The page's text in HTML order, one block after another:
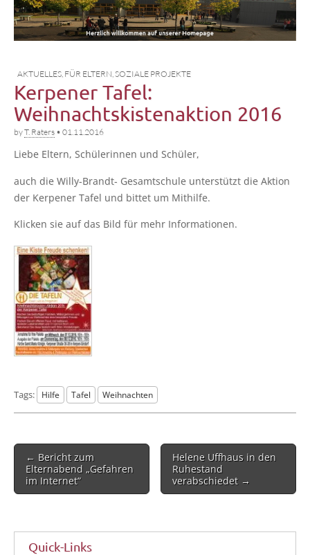
AKTUELLES FÜR ELTERN SOZIALE PROJEKTE
Kerpener Tafel:
Weihnachtskistenaktion 2016
byT. Raters • 01.11.2016
Lie­be Eltern, Schü­le­rin­nen und Schüler,
auch die Wil­ly-Brandt- Gesamt­schu­le unter­stützt die Akti­on
der Ker­pe­ner Tafel und bit­tet um Mithilfe.
Kli­cken sie auf das Bild für mehr Informationen.
Tags: Hilfe Tafel Weihnachten
Post
navigation
← Bericht zum
Elternabend „Gefahren
im Internet“
Helene Uffhaus in den
Ruhestand
verabschiedet →
Quick-Links